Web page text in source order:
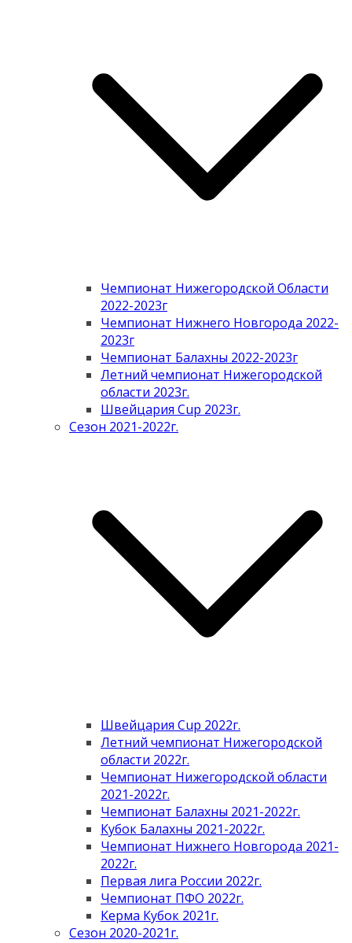
Чемпионат Нижегородской Области
2022-2023г
Чемпионат Нижнего Новгорода 2022-
2023г
Чемпионат Балахны 2022-2023г
Летний чемпионат Нижегородской
области 2023г.
Швейцария Cup 2023г.
Сезон 2021-2022г.
Швейцария Cup 2022г.
Летний чемпионат Нижегородской
области 2022г.
Чемпионат Нижегородской области
2021-2022г.
Чемпионат Балахны 2021-2022г.
Кубок Балахны 2021-2022г.
Чемпионат Нижнего Новгорода 2021-
2022г.
Первая лига России 2022г.
Чемпионат ПФО 2022г.
Керма Кубок 2021г.
Сезон 2020-2021г.